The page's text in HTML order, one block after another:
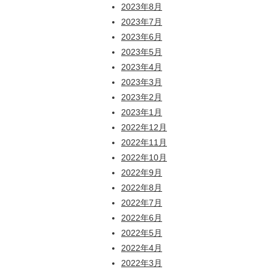
2023年8月
2023年7月
2023年6月
2023年5月
2023年4月
2023年3月
2023年2月
2023年1月
2022年12月
2022年11月
2022年10月
2022年9月
2022年8月
2022年7月
2022年6月
2022年5月
2022年4月
2022年3月